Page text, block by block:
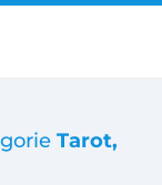
Tarot,